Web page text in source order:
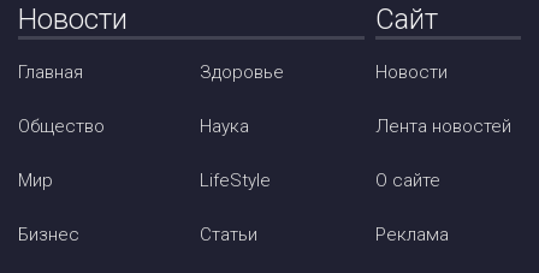
Новости
Главная
Общество
Мир
Бизнес
Здоровье
Наука
LifeStyle
Статьи
Сайт
Новости
Лента новостей
О сайте
Реклама